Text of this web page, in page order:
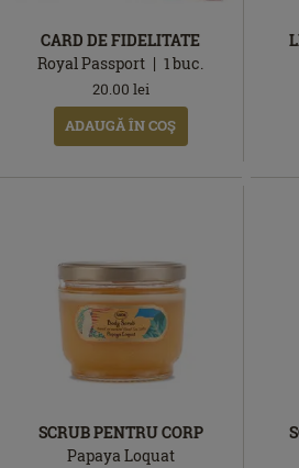
CARD DE FIDELITATE
Royal Passport
1buc.
20.00 lei
ADAUGĂ ÎN COŞ
SCRUB PENTRU CORP
Papaya Loquat